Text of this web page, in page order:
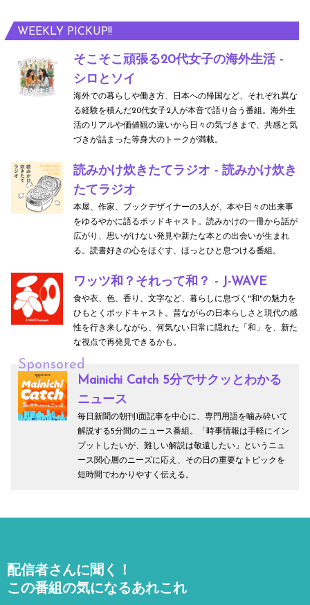
WEEKLY PICKUP!!
そこそこ頑張る20代女子の海外生活 -
シロとソイ
海外での暮らしや働き方、日本への帰国など、それぞれ異な
る経験を積んだ20代女子2人が本音で語り合う番組。海外生
活のリアルや価値観の違いから日々の気づきまで、共感と気
づきが詰まった等身大のトークが満載。
読みかけ炊きたてラジオ - 読みかけ炊き
たてラジオ
本屋、作家、ブックデザイナーの3人が、本や日々の出来事
をゆるやかに語るポッドキャスト。読みかけの一冊から話が
広がり、思いがけない発見や新たな本との出会いが生まれ
る。読書好きの心をほぐす、ほっとひと息つける番組。
ワッツ和？それって和？ - J-WAVE
食や衣、色、香り、文字など、暮らしに息づく"和"の魅力を
ひもとくポッドキャスト。昔ながらの日本らしさと現代の感
性を行き来しながら、何気ない日常に隠れた「和」を、新た
な視点で再発見できるかも。
Sponsored
Mainichi Catch 5分でサクッとわかる
ニュース
毎日新聞の朝刊1面記事を中心に、専門用語を噛み砕いて
解説する5分間のニュース番組。「時事情報は手軽にイン
プットしたいが、難しい解説は敬遠したい」というニュ
ース関心層のニーズに応え、その日の重要なトピックを
短時間でわかりやすく伝える。
配信者さんに聞く！
この番組の気になるあれこれ